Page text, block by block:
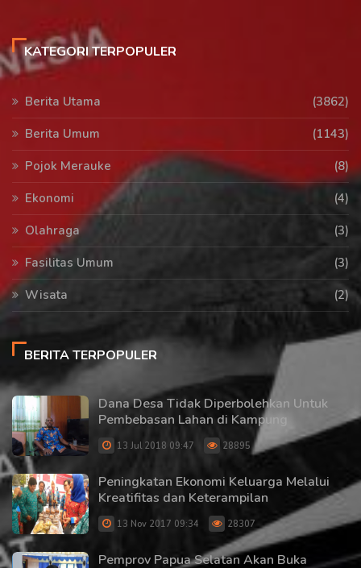
KATEGORI TERPOPULER
Berita Utama
(3862)
Berita Umum
(1143)
Pojok Merauke
(8)
Ekonomi
(4)
Olahraga
(3)
Fasilitas Umum
(3)
Wisata
(2)
BERITA TERPOPULER
Dana Desa Tidak Diperbolehkan Untuk
Pembebasan Lahan di Kampung
13 Jul 2018 09:47 28895
Peningkatan Ekonomi Keluarga Melalui
Kreatifitas dan Keterampilan
13 Nov 2017 09:34 28307
Pemprov Papua Selatan Akan Buka